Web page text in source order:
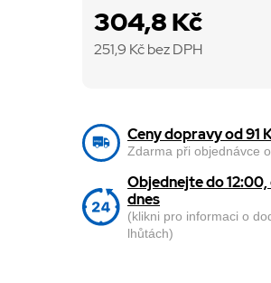
304,8 Kč
251,9 Kč bez DPH
Ceny dopravy od 91
Zdarma při objednávce
Objednejte do
dnes
(klikni pro informaci o
lhůtách)